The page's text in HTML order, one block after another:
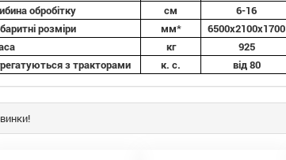
обробітку
см
6-16
розміри
мм*
6500х2100х1700
кг
925
з тракторами
к. с. від 80